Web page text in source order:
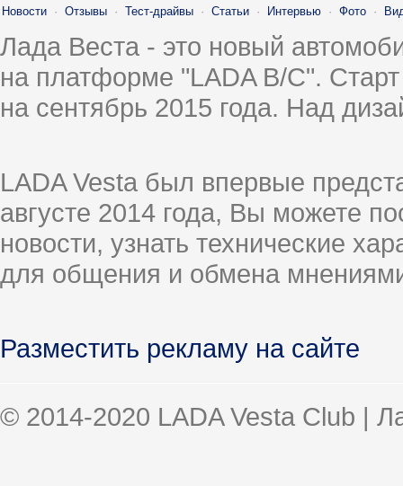
Новости · Отзывы · Тест-драйвы · Статьи · Интервью · Фото ·
Лада Веста - это новый
на платформе "LADA B/C".
на сентябрь 2015 года. Над
LADA Vesta был впервые
августе 2014 года, Вы можете
новости, узнать технические
для общения и обмена
Разместить рекламу на сайте
© 2014-2020 LADA Vesta Club |